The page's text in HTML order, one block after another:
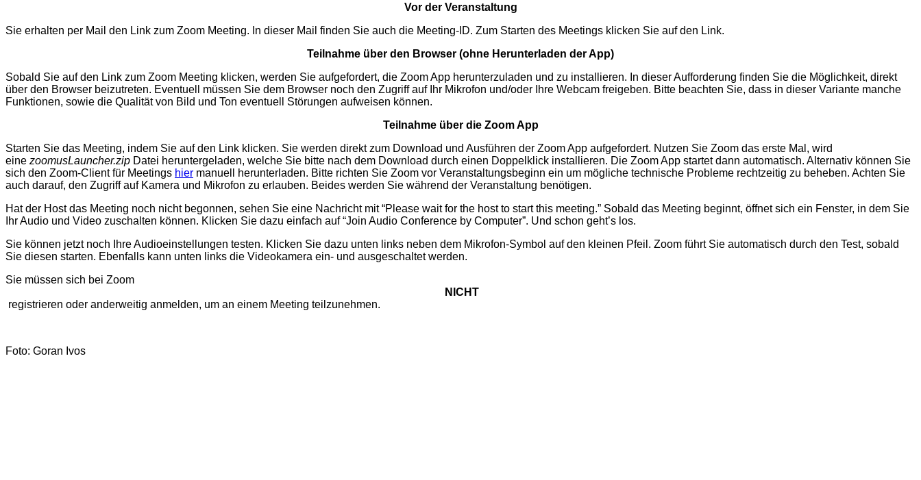
Vor der Veranstaltung
Sie erhalten per Mail den Link zum Zoom Meeting. In dieser Mail finden Sie auch die Meeting-ID. Zum Starten des Meetings klicken Sie auf den Link.
Teilnahme über den Browser (ohne Herunterladen der App)
Sobald Sie auf den Link zum Zoom Meeting klicken, werden Sie aufgefordert, die Zoom App herunterzuladen und zu installieren. In dieser Aufforderung finden Sie die Möglichkeit, direkt
über den Browser beizutreten. Eventuell müssen Sie dem Browser noch den Zugriff auf Ihr Mikrofon und/oder Ihre Webcam freigeben. Bitte beachten Sie, dass in dieser Variante manche
Funktionen, sowie die Qualität von Bild und Ton eventuell Störungen aufweisen können.
Teilnahme über die Zoom App
Starten Sie das Meeting, indem Sie auf den Link klicken. Sie werden direkt zum Download und Ausführen der Zoom App aufgefordert. Nutzen Sie Zoom das erste Mal, wird
eine zoomusLauncher.zip Datei heruntergeladen, welche Sie bitte nach dem Download durch einen Doppelklick installieren. Die Zoom App startet dann automatisch. Alternativ können Sie
sich den Zoom-Client für Meetings hier manuell herunterladen. Bitte richten Sie Zoom vor Veranstaltungsbeginn ein um mögliche technische Probleme rechtzeitig zu beheben. Achten Sie
auch darauf, den Zugriff auf Kamera und Mikrofon zu erlauben. Beides werden Sie während der Veranstaltung benötigen.
Hat der Host das Meeting noch nicht begonnen, sehen Sie eine Nachricht mit “Please wait for the host to start this meeting.” Sobald das Meeting beginnt, öffnet sich ein Fenster, in dem Sie
Ihr Audio und Video zuschalten können. Klicken Sie dazu einfach auf “Join Audio Conference by Computer”. Und schon geht’s los.
Sie können jetzt noch Ihre Audioeinstellungen testen. Klicken Sie dazu unten links neben dem Mikrofon-Symbol auf den kleinen Pfeil. Zoom führt Sie automatisch durch den Test, sobald
Sie diesen starten. Ebenfalls kann unten links die Videokamera ein- und ausgeschaltet werden.
Sie müssen sich bei Zoom
NICHT
registrieren oder anderweitig anmelden, um an einem Meeting teilzunehmen.
Foto: Goran Ivos